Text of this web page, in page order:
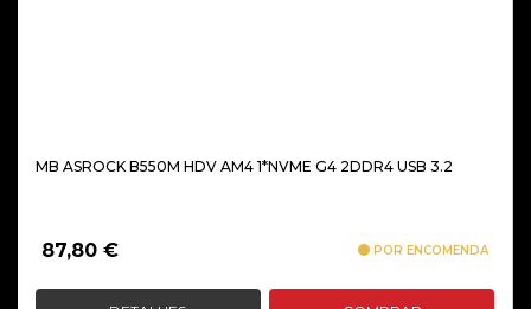
MB ASROCK B550M HDV AM4 1*NVME G4 2DDR4 USB 3.2
87,80 € POR ENCOMENDA